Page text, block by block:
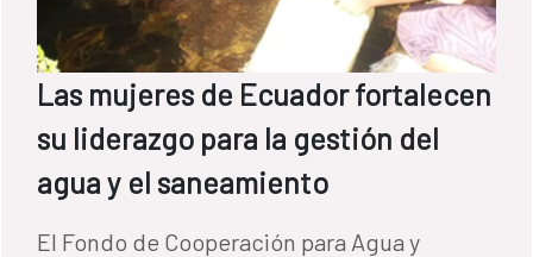
Las mujeres de Ecuador fortalecen
su liderazgo para la gestión del
agua y el saneamiento
El Fondo de Cooperación para Agua y